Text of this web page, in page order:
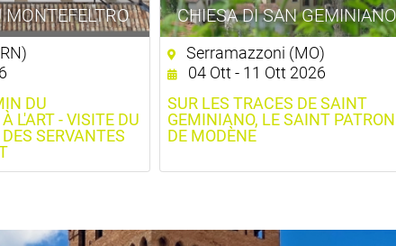
MONTEFELTRO
DU
L'ART - VISITE DU
SERVANTES
CHIESA DI SAN GEMINIANO
Serramazzoni (MO)
04 Ott - 11 Ott 2026
SUR LES TRACES DE SAINT
GEMINIANO, LE SAINT PATRON
DE MODÈNE